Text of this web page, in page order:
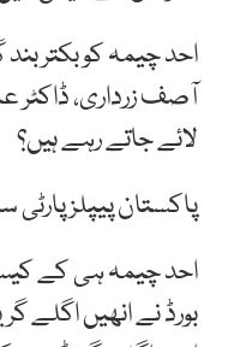
احد چیمہ کو بکتر
آصف زرداری،
لائے جاتے رہے ہیں؟
پاکستان پیپلز
احد چیمہ ہی کے کیس
بورڈ نے انھیں اگلے